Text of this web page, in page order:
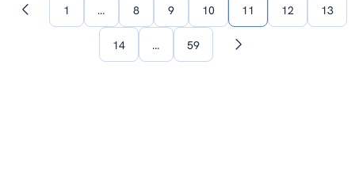
Vorherige
1 … 8 9 10 11 12 13
14 … 59
Nächste